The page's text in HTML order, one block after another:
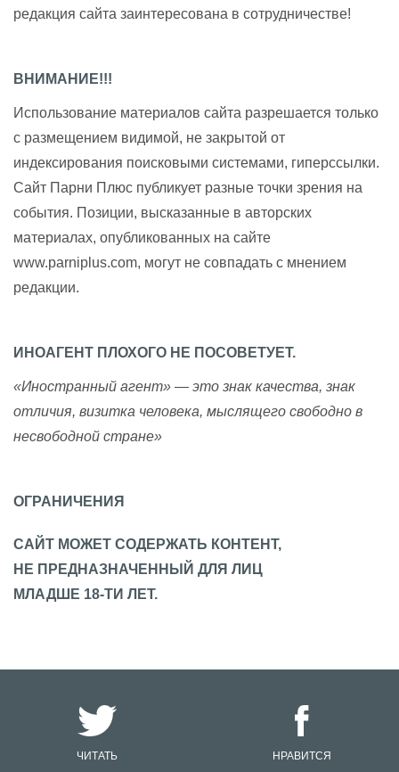
редакция сайта заинтересована в сотрудничестве!
ВНИМАНИЕ!!!
Использование материалов сайта разрешается только
с размещением видимой, не закрытой от
индексирования поисковыми системами, гиперссылки.
Сайт Парни Плюс публикует разные точки зрения на
события. Позиции, высказанные в авторских
материалах, опубликованных на сайте
www.parniplus.com, могут не совпадать с мнением
редакции.
ИНОАГЕНТ ПЛОХОГО НЕ ПОСОВЕТУЕТ.
«Иностранный агент» — это знак качества, знак
отличия, визитка человека, мыслящего свободно в
несвободной стране»
ОГРАНИЧЕНИЯ
САЙТ МОЖЕТ СОДЕРЖАТЬ КОНТЕНТ,
НЕ ПРЕДНАЗНАЧЕННЫЙ ДЛЯ ЛИЦ
МЛАДШЕ 18-ТИ ЛЕТ.
ЧИТАТЬ НРАВИТСЯ